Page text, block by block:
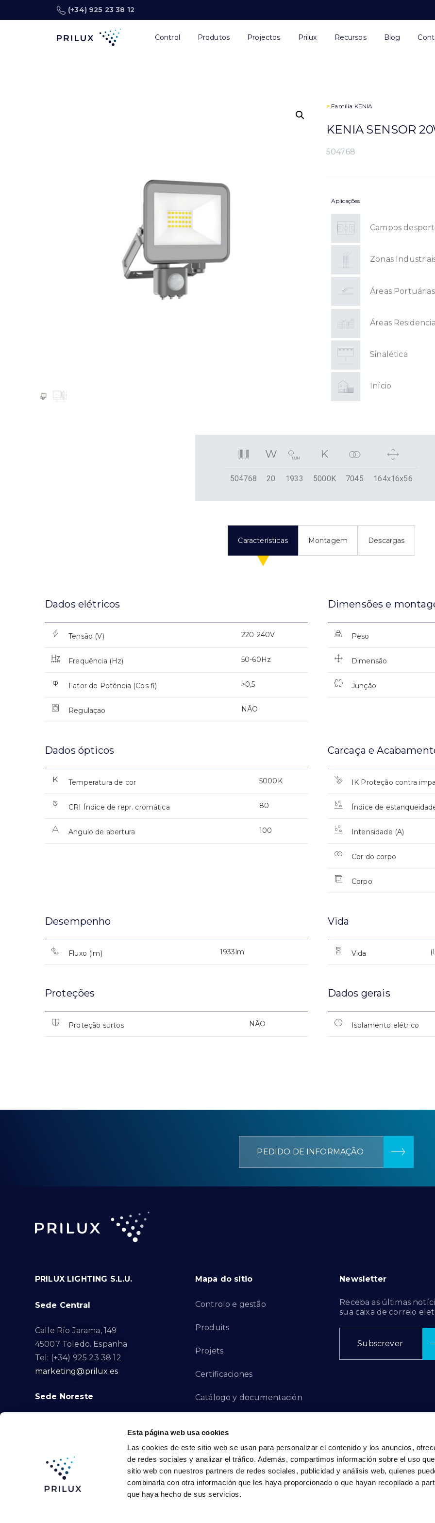
Esta página web usa cookies
Las cookies de este sitio web se usan para personalizar el contenido y los anuncios,
de redes sociales y analizar el tráfico. Además, compartimos información sobre el uso
sitio web con nuestros partners de redes sociales, publicidad y análisis web, quienes
combinarla con otra información que les haya proporcionado o que hayan recopilado a
que haya hecho de sus servicios.
(+34) 925 23 38 12
Control Produtos Projectos Prilux Recursos Blog
> Família KENIA
KENIA SENSOR
504768
Aplicações
Campos
Zonas
Áreas Portuárias
Áreas
Sinalética
Início
504768 20 1933 5000K 7045 164x16x56
Características Montagem Descargas
Dados elétricos
Tensão (V) 220-240V
Frequência (Hz) 50-60Hz
Fator de Potência (Cos fi) >0,5
Regulaçao NÃO
Dimensões e
Peso
Dimensão
Junção
Dados ópticos
Temperatura de cor 5000K
CRI Índice de repr. cromática 80
Angulo de abertura 100
Carcaça e
IK Proteção contra
Índice de
Intensidade (A)
Cor do corpo
Corpo
Desempenho
Fluxo (lm) 1933lm
Vida
Vida
Proteções
Proteção surtos NÃO
Dados gerais
Isolamento elétrico
PEDIDO DE INFORMAÇÃO
PRILUX LIGHTING S.L.U.
Sede Central
Calle Río Jarama, 149
45007 Toledo. Espanha
Tel: (+34) 925 23 38 12
marketing@prilux.es
Sede Noreste
08791. Sant Llorenç d’Hortons.
Tel: (+34) 93 719 23 29
marketing@prilux.es
Mapa do sítio
Controlo e gestão
Produits
Projets
Certificaciones
Catálogo y documentación
Canal de denuncias
Contact
Newsletter
Receba as últimas
sua caixa de correio
Subscrever